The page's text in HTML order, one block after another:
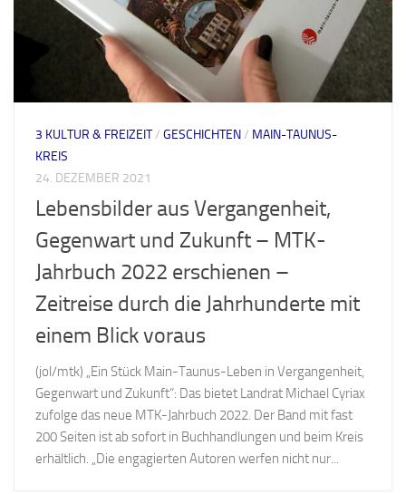
3 KULTUR & FREIZEIT/ GESCHICHTEN/ MAIN-TAUNUS-
KREIS
24. DEZEMBER 2021
Lebensbilder aus Vergangenheit,
Gegenwart und Zukunft – MTK-
Jahrbuch 2022 erschienen –
Zeitreise durch die Jahrhunderte mit
einem Blick voraus
(jol/mtk) „Ein Stück Main-Taunus-Leben in Vergangenheit,
Gegenwart und Zukunft“: Das bietet Landrat Michael Cyriax
zufolge das neue MTK-Jahrbuch 2022. Der Band mit fast
200 Seiten ist ab sofort in Buchhandlungen und beim Kreis
erhältlich. „Die engagierten Autoren werfen nicht nur...